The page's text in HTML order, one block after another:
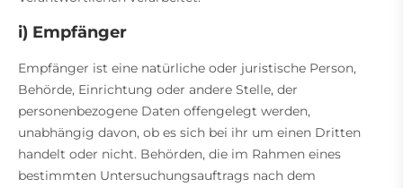
i) Empfänger
Empfänger ist eine natürliche oder juristische Person,
Behörde, Einrichtung oder andere Stelle, der
personenbezogene Daten offengelegt werden,
unabhängig davon, ob es sich bei ihr um einen Dritten
handelt oder nicht. Behörden, die im Rahmen eines
bestimmten Untersuchungsauftrags nach dem